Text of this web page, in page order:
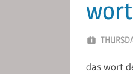
das wort